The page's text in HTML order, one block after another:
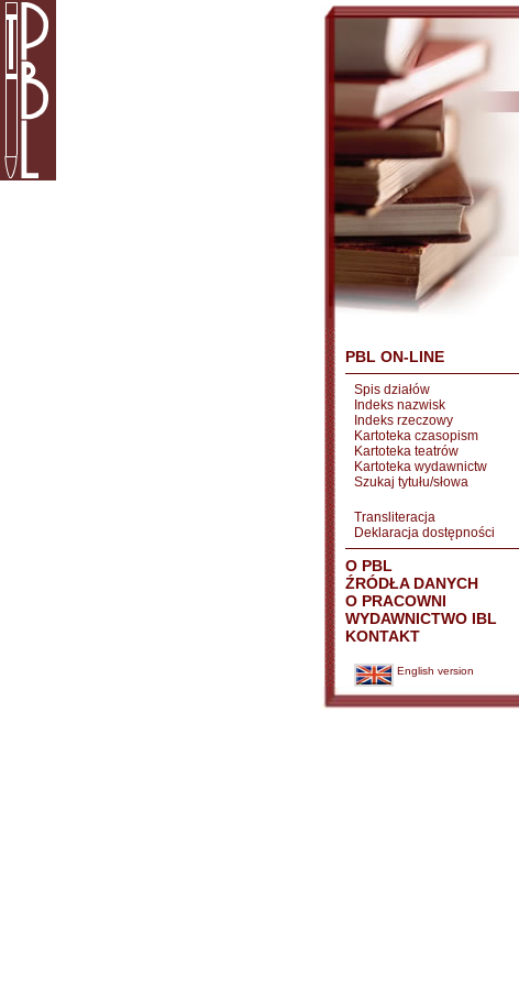
PBL ON-LINE
Spis działów
Indeks nazwisk
Indeks rzeczowy
Kartoteka czasopism
Kartoteka teatrów
Kartoteka wydawnictw
Szukaj tytułu/słowa
Transliteracja
Deklaracja dostępności
O PBL
ŹRÓDŁA DANYCH
O PRACOWNI
WYDAWNICTWO IBL
KONTAKT
English version